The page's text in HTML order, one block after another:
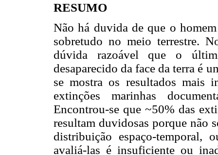
RESUMO
Não há duvida de que o
sobretudo no meio terrestre.
dúvida razoável que o
desaparecido da face da terra é
se mostra os resultados mais
extinções marinhas
Encontrou-se que ~50% das
resultam duvidosas porque não
distribuição espaço-
avaliá-las é insuficiente ou